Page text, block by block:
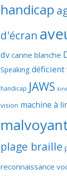
handicap
d'écran
dv canne blanche
Speaking déficient
handicap JAWS
vision machine à
plage braille
reconnaissance